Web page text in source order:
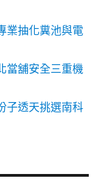
業抽化糞池與電
當舖安全三重機
子透天挑選南科